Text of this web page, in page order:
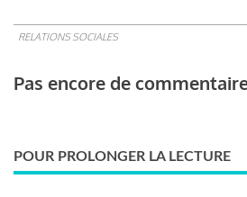
RELATIONS SOCIALES
Pas encore de
POUR PROLONGER LA LECTURE